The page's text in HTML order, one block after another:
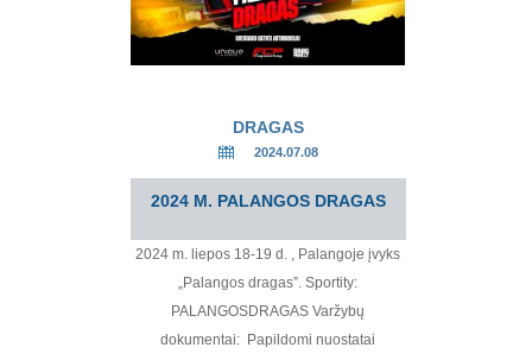
DRAGAS
2024.07.08
2024 M. PALANGOS DRAGAS
2024 m. liepos 18-19 d. , Palangoje įvyks
„Palangos dragas”. Sportity:
PALANGOSDRAGAS Varžybų
dokumentai: Papildomi nuostatai